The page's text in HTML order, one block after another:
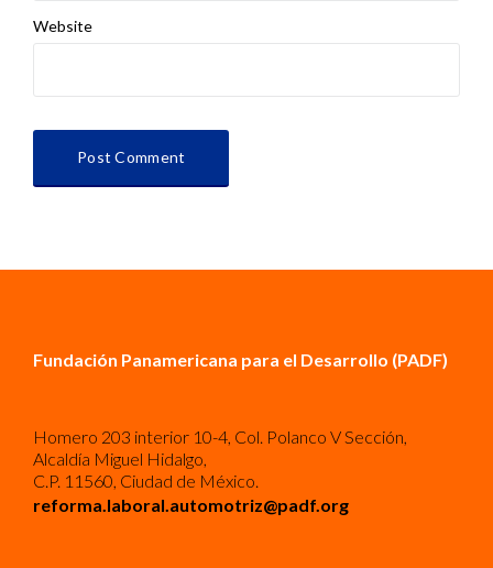
Website
Fundación Panamericana para el Desarrollo (PADF)
Homero 203 interior 10-4, Col. Polanco V Sección,
Alcaldía Miguel Hidalgo,
C.P. 11560, Ciudad de México.
reforma.laboral.automotriz@padf.org